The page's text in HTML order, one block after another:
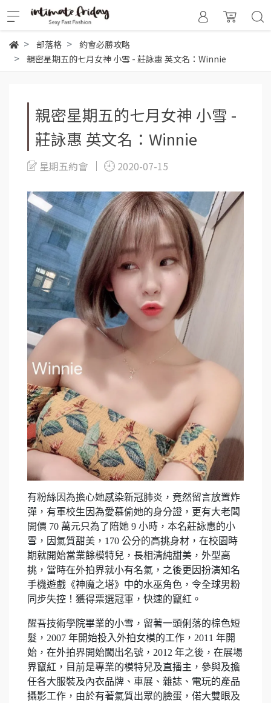
部落格
約會必勝攻略
親密星期五的七月女神 小雪 - 莊詠惠 英文名：Winnie
親密星期五的七月女神 小雪 -
莊詠惠 英文名：Winnie
星期五約會 2020-07-15
有粉絲因為擔心她感染新冠肺炎，竟然留言放置炸
彈，有軍校生因為愛慕偷她的身分證，更有大老闆
開價 70 萬元只為了陪她 9 小時，本名莊詠惠的小
雪，因氣質甜美，170 公分的高挑身材，在校園時
期就開始當業餘模特兒，長相清純甜美，外型高
挑，當時在外拍界就小有名氣，之後更因扮演知名
手機遊戲《神魔之塔》中的水巫角色，令全球男粉
同步失控！獲得票選冠軍，快速的竄紅。
醒吾技術學院畢業的小雪，留著一頭俐落的棕色短
髮，2007 年開始投入外拍女模的工作，2011 年開
始，在外拍界開始闖出名號，2012 年之後，在展場
界竄紅，目前是專業的模特兒及直播主，參與及擔
任各大服裝及內衣品牌、車展、雜誌、電玩的產品
攝影工作，由於有著氣質出眾的臉蛋，偌大雙眼及